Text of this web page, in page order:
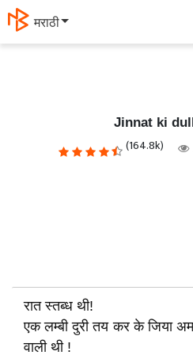
தமிழ்
Jinnat ki
(164.8k)
रात स्तब्ध थी!
एक लम्बी दुरी तय कर के जिया
वाली थी !